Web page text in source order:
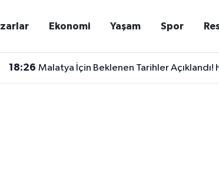
Ekonomi Yaşam Spor
18:26 Malatya İçin Beklenen Tarihler Açıklandı!